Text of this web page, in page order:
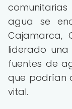
agua se
Cajamarca,
liderado
fuentes de
que podrían
vital.